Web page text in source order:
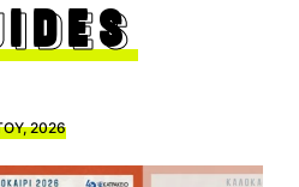
2026